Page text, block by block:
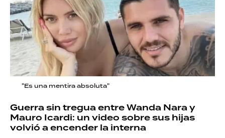
"Es una mentira absoluta"
Guerra sin tregua entre Wanda Nara y
Mauro Icardi: un video sobre sus hijas
volvió a encender la interna